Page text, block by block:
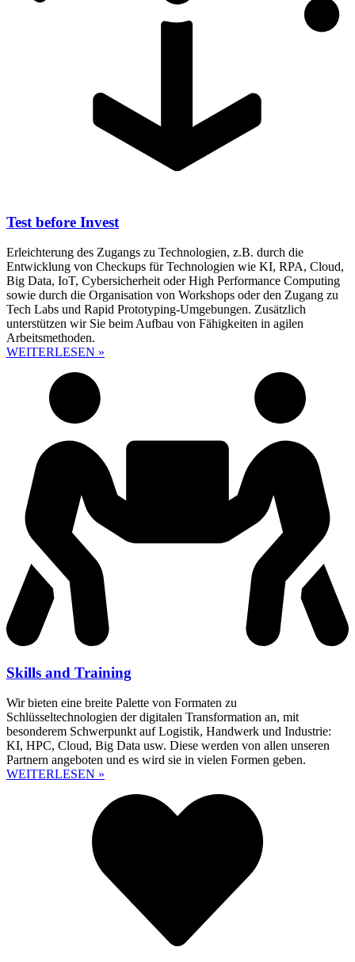
Test before Invest
Erleichterung des Zugangs zu Technologien, z.B. durch die
Entwicklung von Checkups für Technologien wie KI, RPA, Cloud,
Big Data, IoT, Cybersicherheit oder High Performance Computing
sowie durch die Organisation von Workshops oder den Zugang zu
Tech Labs und Rapid Prototyping-Umgebungen. Zusätzlich
unterstützen wir Sie beim Aufbau von Fähigkeiten in agilen
Arbeitsmethoden.
WEITERLESEN »
Skills and Training
Wir bieten eine breite Palette von Formaten zu
Schlüsseltechnologien der digitalen Transformation an, mit
besonderem Schwerpunkt auf Logistik, Handwerk und Industrie:
KI, HPC, Cloud, Big Data usw. Diese werden von allen unseren
Partnern angeboten und es wird sie in vielen Formen geben.
WEITERLESEN »